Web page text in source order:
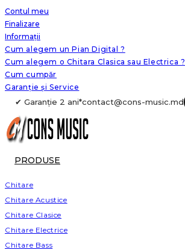
Skip
to
content
Contul meu
Finalizare
Informații
Cum alegem un Pian Digital ?
Cum alegem o Chitara Clasica sau Electrica ?
Cum cumpăr
Garanție și Service
✔ Garanție 2 ani*contact@cons-music.md
PRODUSE
Chitare
Chitare Acustice
Chitare Clasice
Chitare Electrice
Chitare Bass